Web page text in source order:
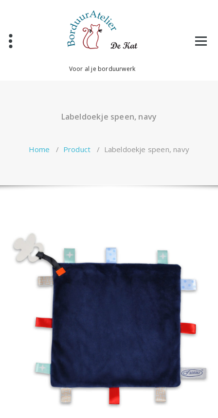
inhoud
Voor al je borduurwerk
Labeldoekje speen, navy
Home / Product / Labeldoekje speen, navy